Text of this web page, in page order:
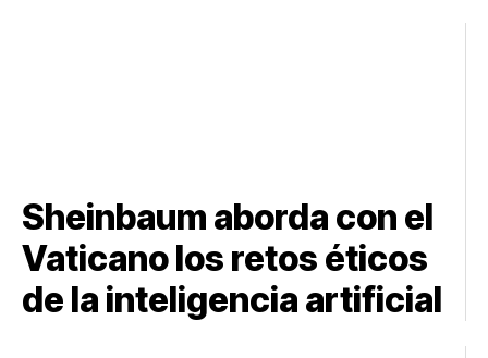
Sheinbaum aborda con el
Vaticano los retos éticos
de la inteligencia artificial